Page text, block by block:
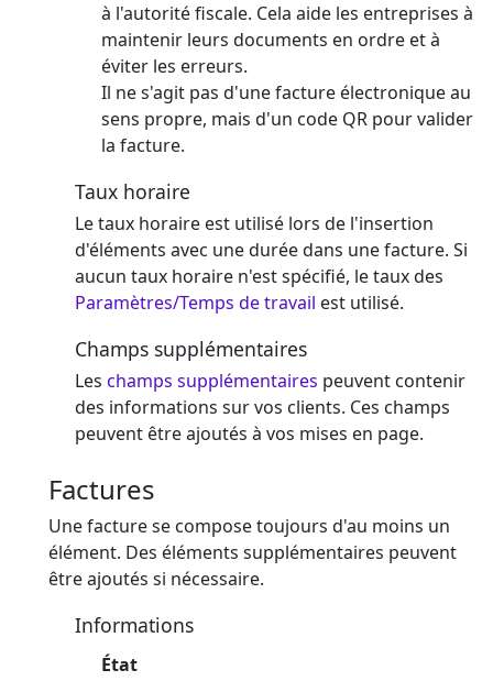
à l'autorité fiscale. Cela aide les entreprises à
maintenir leurs documents en ordre et à
éviter les erreurs.
Il ne s'agit pas d'une facture électronique au
sens propre, mais d'un code QR pour valider
la facture.
Taux horaire
Le taux horaire est utilisé lors de l'insertion
d'éléments avec une durée dans une facture. Si
aucun taux horaire n'est spécifié, le taux des
Paramètres/Temps de travail est utilisé.
Champs supplémentaires
Les champs supplémentaires peuvent contenir
des informations sur vos clients. Ces champs
peuvent être ajoutés à vos mises en page.
Factures
Une facture se compose toujours d'au moins un
élément. Des éléments supplémentaires peuvent
être ajoutés si nécessaire.
Informations
État